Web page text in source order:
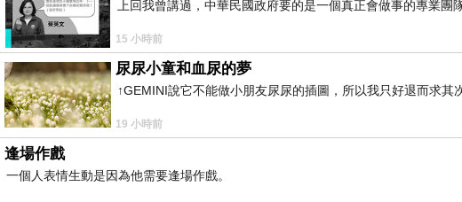
上回我曾講過，中華民國政府要的是一個真正會做事的專業
15 小時前
尿尿小童和血尿的夢
↑GEMINI說它不能做小朋友尿尿的插圖，所以我只好退而求
19 小時前
逢場作戲
一個人表情生動是因為他需要逢場作戲。